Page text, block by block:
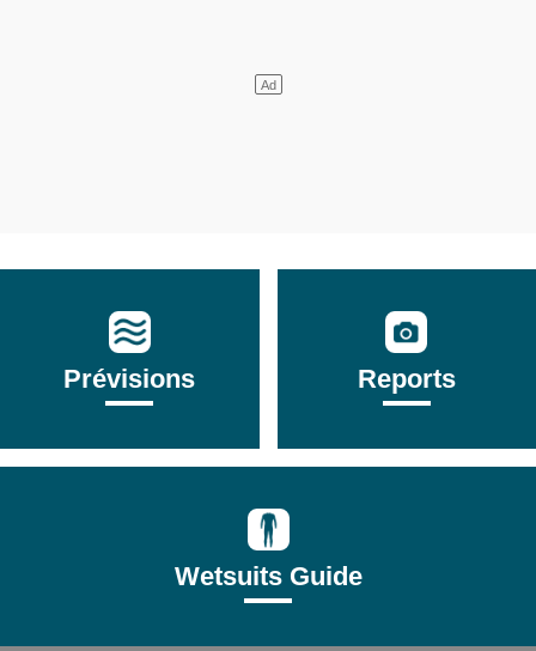
Prévisions Reports
Wetsuits Guide